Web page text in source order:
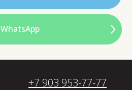
WhatsApp
+7 903 953-77-77